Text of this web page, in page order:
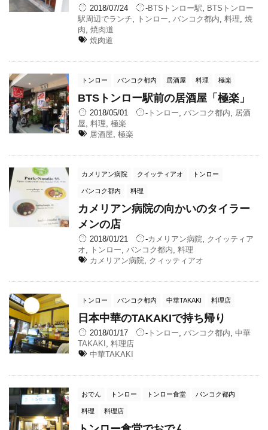
2018/07/24 -BTSトンロー駅
BTSトンロー
駅周辺でランチ
トンロー バンコク都内 料理 焼
肉 焼肉道
焼肉道
トンロー バンコク都内 居酒屋 料理 極楽
BTSトンロー駅前の居酒屋「極楽」
2018/05/01 -トンロー バンコク都内
居酒
屋 料理 極楽
居酒屋 ,極楽
カメリアン病院 クイッティアオ トンロー
バンコク都内 料理
カメリアン病院の向かいのタイラー
メンの店
2018/01/21 -カメリアン病院
クイッティア
オ
トンロー バンコク都内 料理
カメリアン病院
クィッティアオ
トンロー バンコク都内 中華TAKAKI 料理店
日本中華のTAKAKIで持ち帰り
2018/01/17 -トンロー バンコク都内 中華
TAKAKI 料理店
中華TAKAKI
おでん トンロー トンロー食堂 バンコク都内
料理 料理店